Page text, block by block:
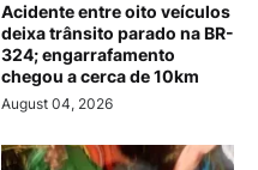
Acidente entre oito veículos
deixa trânsito parado na BR-
324; engarrafamento
chegou a cerca de 10km
August 04, 2026